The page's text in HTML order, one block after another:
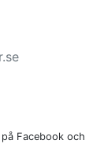
Facebook och